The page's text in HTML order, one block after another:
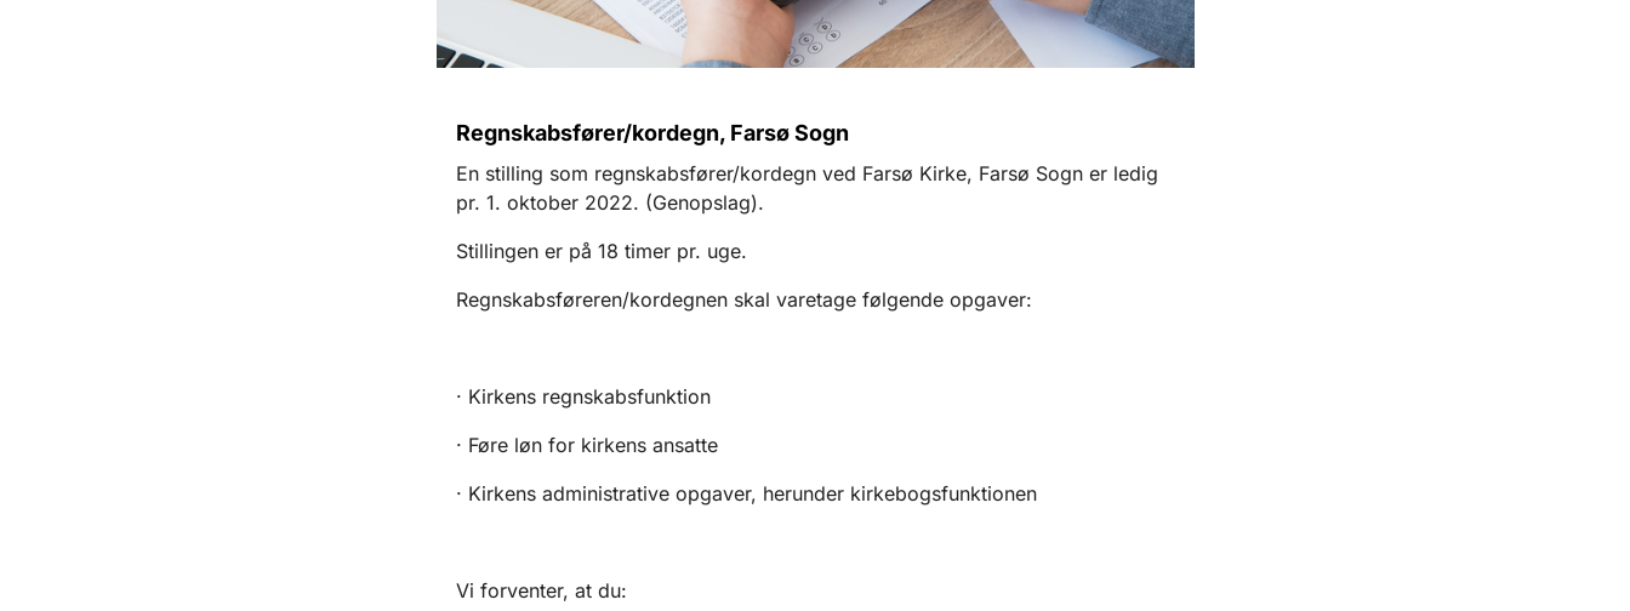
Regnskabsfører/kordegn, Farsø Sogn
En stilling som regnskabsfører/kordegn ved Farsø Kirke, Farsø Sogn er ledig
pr. 1. oktober 2022. (Genopslag).
Stillingen er på 18 timer pr. uge.
Regnskabsføreren/kordegnen skal varetage følgende opgaver:
· Kirkens regnskabsfunktion
· Føre løn for kirkens ansatte
· Kirkens administrative opgaver, herunder kirkebogsfunktionen
Vi forventer, at du: